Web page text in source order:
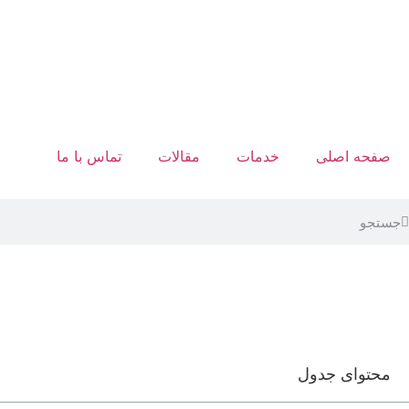
صفحه اصلی خدمات مقالات تماس با ما
محتوای جدول